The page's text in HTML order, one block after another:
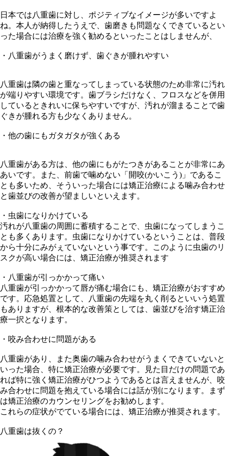
日本では八重歯に対し、ポジティブなイメージが多いですよ
ね。本人が納得したうえで、歯磨きも問題なくできているとい
った場合には治療を強く勧めるといったことはしませんが、
・八重歯がうまく磨けず、歯ぐきが腫れやすい
八重歯は隣の歯と重なってしまっている状態のため非常に汚れ
が端りやすい環境です。歯ブラシだけなく、フロスなどを併用
しているときれいに保ちやすいですが、汚れが溜まることで歯
ぐきが腫れる方も少なくありません。
・他の歯にもガタガタが強くある
八重歯がある方は、他の歯にもがたつきがあることが非常にあ
あいです。また、前歯で噛めない「開咬(かいこう)」であるこ
とも多いため、そういった場合には矯正治療による噛み合わせ
と歯並びの改善が望ましいといえます。
・虫歯になりかけている
汚れが八重歯の周囲に蓄積することで、虫歯になってしまうこ
とも多くあります。虫歯になりかけているということは、普段
から十分にみがぇていないという事です。このように虫歯のリ
スクが高い場合には、矯正治療が推奨されます
・八重歯が引っかかって痛い
八重歯が引っかかって唇が痛む場合にも、矯正治療がおすすめ
です。応急処置として、八重歯の先端を丸く削るといいう処置
もありますが、根本的な改善策としては、歯並びを治す矯正治
療一択となります。
・咬み合わせに問題がある
八重歯があり、また奥歯の噛み合わせがうまくできていないと
いった場合、特に矯正治療が必要です。見た目だけの問題であ
れば特に強く矯正治療がひつようであるとは言えませんが、咬
み合わせに問題を抱えている場合には話が別になります。まず
は矯正治療のカウンセリングをお勧めします。
これらの症状がでている場合には、矯正治療が推奨されます。
八重歯は抜くの？